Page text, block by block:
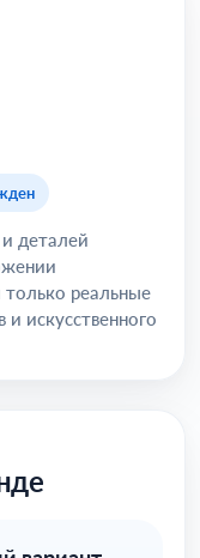
деталей
реальные
искусственного